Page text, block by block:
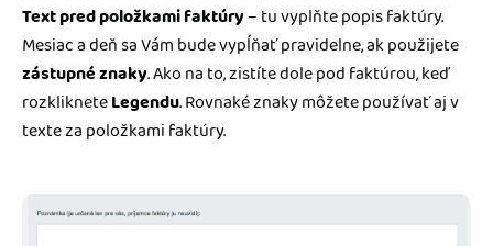
Text pred položkami faktúry– tu vyplňte popis faktúry.
Mesiac a deň sa Vám bude vypĺňať pravidelne, ak použijete
zástupné znaky. Ako na to, zistíte dole pod faktúrou, keď
rozklikneteLegendu. Rovnaké znaky môžete používať aj v
texte za položkami faktúry.